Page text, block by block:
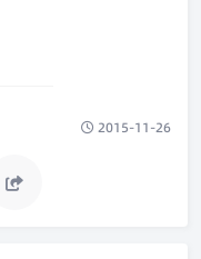
2015-11-26